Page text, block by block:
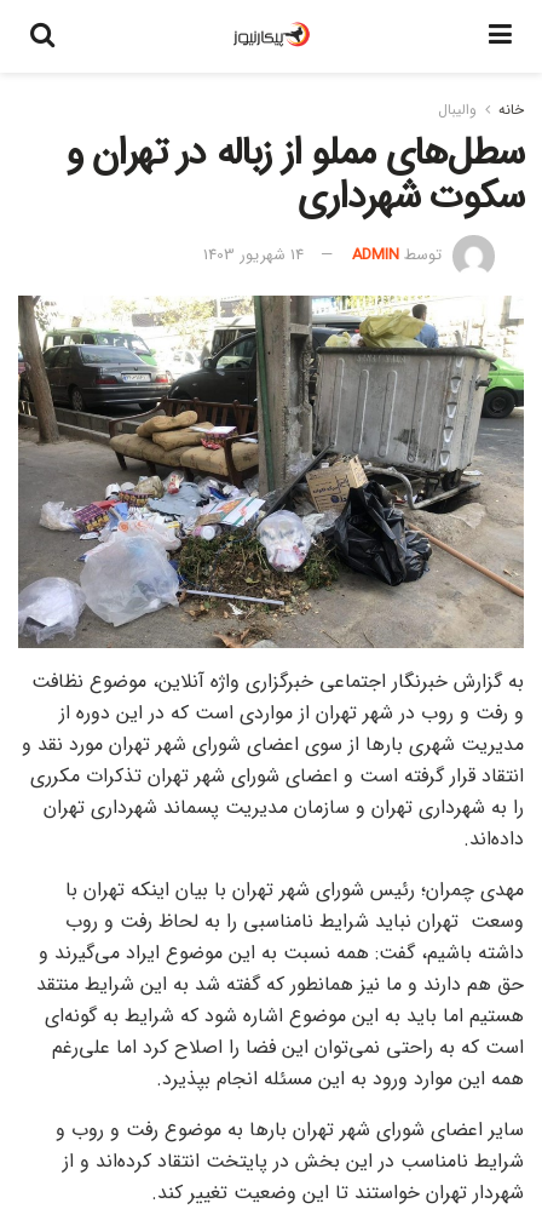
خانه والیبال
سطل‌های مملو از زباله در تهران و
سکوت شهرداری
توسطADMIN 14 شهریور 1403
به گزارش خبرنگار اجتماعی خبرگزاری واژه آنلاین، موضوع نظافت
و رفت و روب در شهر تهران از مواردی است که در این دوره از
مدیریت شهری بارها از سوی اعضای شورای شهر تهران مورد نقد و
انتقاد قرار گرفته است و اعضای شورای شهر تهران تذکرات مکرری
را به شهرداری تهران و سازمان مدیریت پسماند شهرداری تهران
داده‌اند.
مهدی چمران؛ رئیس شورای شهر تهران با بیان اینکه تهران با
وسعت تهران نباید شرایط نامناسبی را به لحاظ رفت و روب
داشته باشیم، گفت: همه نسبت به این موضوع ایراد می‌گیرند و
حق هم دارند و ما نیز همانطور که گفته شد به این شرایط منتقد
هستیم اما باید به این موضوع اشاره شود که شرایط به گونه‌ای
است که به راحتی نمی‌توان این فضا را اصلاح کرد اما علی‌رغم
همه این موارد ورود به این مسئله انجام بپذیرد.
سایر اعضای شورای شهر تهران بارها به موضوع رفت و روب و
شرایط نامناسب در این بخش در پایتخت انتقاد کرده‌اند و از
شهردار تهران خواستند تا این وضعیت تغییر کند.